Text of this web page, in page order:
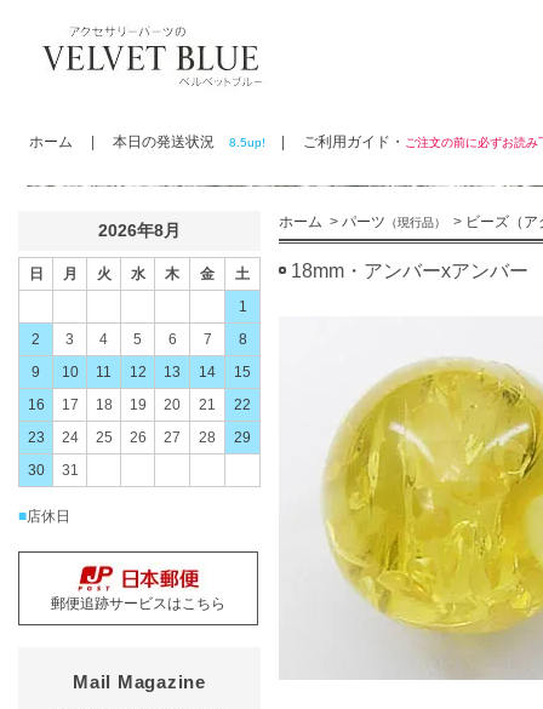
ホーム 本日の発送状況 8.5up! ご利用ガイド・ ご注文の前に必ずお読
ホーム > パーツ （現行品） > ビーズ（ア
18mm・アンバーxアンバー
2026年8月
日 月 火 水 木 金
土
1
2
3 4 5 6 7
8
9
10 11 12 13 14
15
16
17 18 19 20 21
22
23
24 25 26 27 28
29
30
31
■店休日
郵便追跡サービスはこちら
Mail Magazine